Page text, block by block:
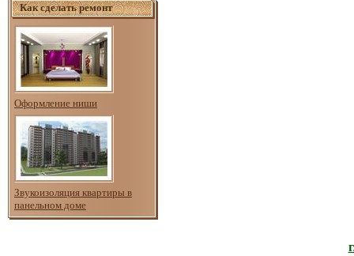
Как сделать ремонт
Оформление ниши
Звукоизоляция квартиры в
панельном доме